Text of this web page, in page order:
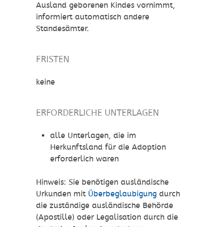
Ausland geborenen Kindes vornimmt,
informiert automatisch andere
Standesämter.
FRISTEN
keine
ERFORDERLICHE UNTERLAGEN
alle Unterlagen, die im
Herkunftsland für die Adoption
erforderlich waren
Hinweis: Sie benötigen ausländische
Urkunden mit Überbeglaubigung durch
die zuständige ausländische Behörde
(Apostille) oder Legalisation durch die